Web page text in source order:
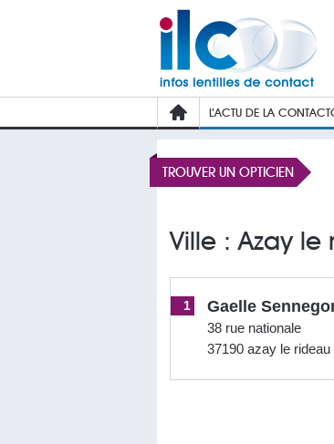
L’ACTU DE LA
TROUVER UN OPTICIEN
Ville : Azay le
1 Gaelle
38 rue nationale
37190 azay le rideau